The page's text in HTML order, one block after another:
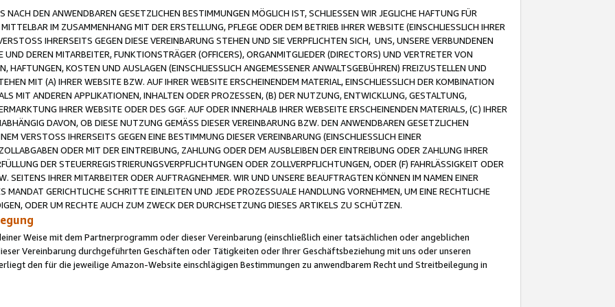
DEN ANWENDBAREN GESETZLICHEN BESTIMMUNGEN MÖGLICH IST, SCHLIESSEN WIR JEGLICHE HAFTUNG FÜR
IM ZUSAMMENHANG MIT DER ERSTELLUNG, PFLEGE ODER DEM BETRIEB IHRER WEBSITE (EINSCHLIESSLICH IHRER
IHRERSEITS GEGEN DIESE VEREINBARUNG STEHEN UND SIE VERPFLICHTEN SICH, UNS, UNSERE VERBUNDENEN
DEREN MITARBEITER, FUNKTIONSTRÄGER (OFFICERS), ORGANMITGLIEDER (DIRECTORS) UND VERTRETER VON
HAFTUNGEN, KOSTEN UND AUSLAGEN (EINSCHLIESSLICH ANGEMESSENER ANWALTSGEBÜHREN) FREIZUSTELLEN UND
MIT (A) IHRER WEBSITE BZW. AUF IHRER WEBSITE ERSCHEINENDEM MATERIAL, EINSCHLIESSLICH DER KOMBINATION
MIT ANDEREN APPLIKATIONEN, INHALTEN ODER PROZESSEN, (B) DER NUTZUNG, ENTWICKLUNG, GESTALTUNG,
IHRER WEBSITE ODER DES GGF. AUF ODER INNERHALB IHRER WEBSEITE ERSCHEINENDEN MATERIALS, (C) IHRER
DAVON, OB DIESE NUTZUNG GEMÄSS DIESER VEREINBARUNG BZW. DEN ANWENDBAREN GESETZLICHEN
VERSTOSS IHRERSEITS GEGEN EINE BESTIMMUNG DIESER VEREINBARUNG (EINSCHLIESSLICH EINER
ODER MIT DER EINTREIBUNG, ZAHLUNG ODER DEM AUSBLEIBEN DER EINTREIBUNG ODER ZAHLUNG IHRER
DER STEUERREGISTRIERUNGSVERPFLICHTUNGEN ODER ZOLLVERPFLICHTUNGEN, ODER (F) FAHRLÄSSIGKEIT ODER
SEITENS IHRER MITARBEITER ODER AUFTRAGNEHMER. WIR UND UNSERE BEAUFTRAGTEN KÖNNEN IM NAMEN EINER
MANDAT GERICHTLICHE SCHRITTE EINLEITEN UND JEDE PROZESSUALE HANDLUNG VORNEHMEN, UM EINE RECHTLICHE
ODER UM RECHTE AUCH ZUM ZWECK DER DURCHSETZUNG DIESES ARTIKELS ZU SCHÜTZEN.
Weise mit dem Partnerprogramm oder dieser Vereinbarung (einschließlich einer tatsächlichen oder angeblichen
Vereinbarung durchgeführten Geschäften oder Tätigkeiten oder Ihrer Geschäftsbeziehung mit uns oder unseren
den für die jeweilige Amazon-Website einschlägigen Bestimmungen zu anwendbarem Recht und Streitbeilegung in